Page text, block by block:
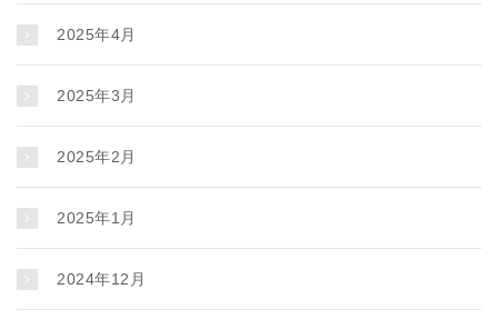
2025年4月
2025年3月
2025年2月
2025年1月
2024年12月